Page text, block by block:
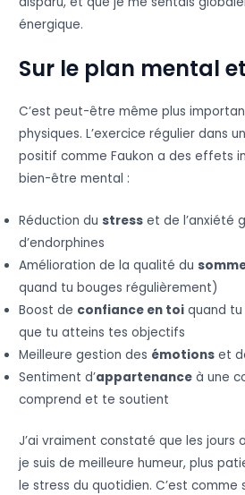
énergique.
Sur le plan mental
C’est peut-être même plus
physiques. L’exercice régulier dans
positif comme Faukon a des effets
bien-être mental :
Réduction dustress et de l’anxiété
d’endorphines
Amélioration de la qualité du
quand tu bouges régulièrement)
Boost de confiance en toi quand
que tu atteins tes objectifs
Meilleure gestion des émotions et
Sentiment d’appartenance à une
comprend et te soutient
J’ai vraiment constaté que les jours
je suis de meilleure humeur, plus
le stress du quotidien. C’est comme